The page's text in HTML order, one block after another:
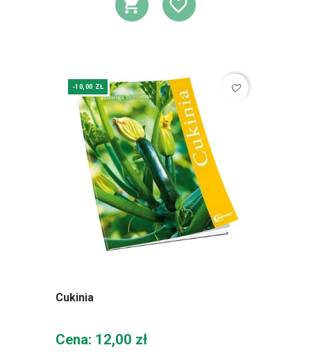
DODAJ DO
DODAJ DO
-10,00 ZŁ favorite_border
Cukinia
Cena
Cena: 12,00 zł